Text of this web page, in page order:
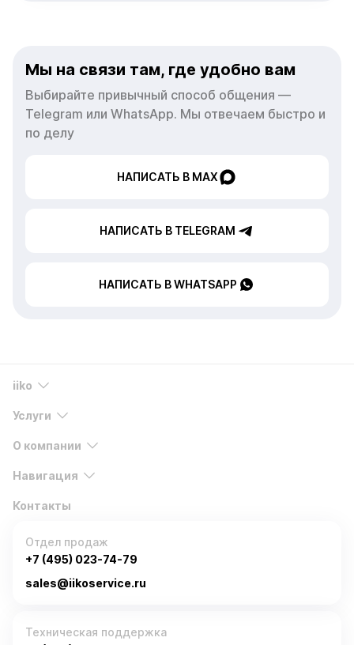
Мы на связи там, где удобно вам
Выбирайте привычный способ общения —
Telegram или WhatsApp. Мы отвечаем быстро и
по делу
НАПИСАТЬ В MAX
НАПИСАТЬ В TELEGRAM
НАПИСАТЬ В WHATSAPP
iiko
Услуги
О компании
Навигация
Контакты
Отдел продаж
+7 (495) 023-74-79
sales@iikoservice.ru
Техническая поддержка